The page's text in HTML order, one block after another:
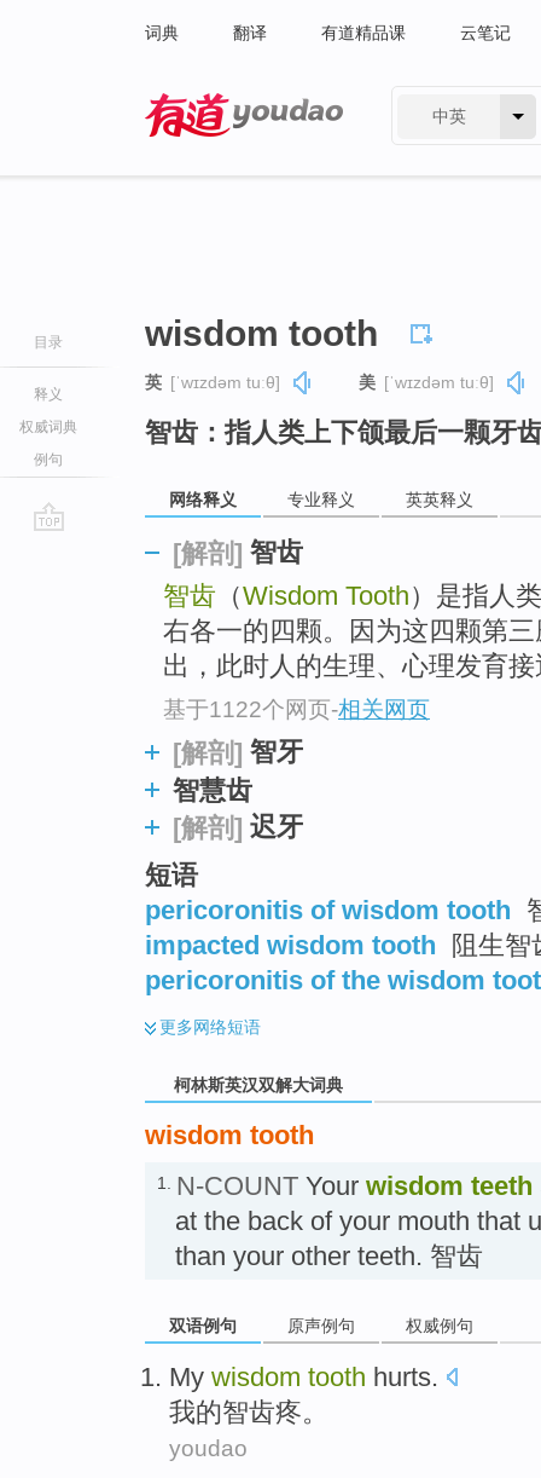
词典 翻译 有道精品课 云笔记
中英
目录
释义
权威词典
例句
wisdom tooth
英 [ˈwɪzdəm tuːθ] 美 [ˈwɪzdəm tuːθ]
智齿：指人类上下颌最后一颗牙
网络释义 专业释义 英英释义
[解剖] 智齿
智齿 （Wisdom Tooth）是指人
右各一的四颗。因为这四颗第
出，此时人的生理、心理发育
基于1122个网页-相关网页
[解剖] 智牙
智慧齿
[解剖] 迟牙
短语
pericoronitis of wisdom tooth
impacted wisdom tooth
阻生智
pericoronitis of the wisdom
更多网络短语
柯林斯英汉双解大词典
wisdom tooth
1. N-COUNT Your wisdom teeth
at the back of your mouth that
than your other teeth. 智齿
双语例句 原声例句 权威例句
My wisdom tooth hurts.
我的智齿疼。
youdao